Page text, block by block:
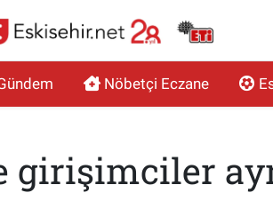
Nöbetçi Eczane
girişimciler